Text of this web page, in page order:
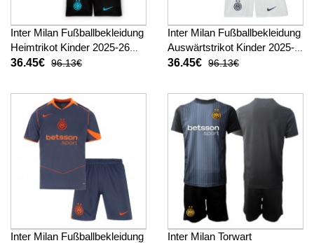
Inter Milan Fußballbekleidung
Heimtrikot Kinder 2025-26
Kurzarm (+ kurze hosen)
36.45€ 96.13€
Inter Milan Fußballbekleidung
Auswärtstrikot Kinder 2025-
26 Kurzarm (+ kurze hosen)
36.45€ 96.13€
Inter Milan Fußballbekleidung
Inter Milan Torwart